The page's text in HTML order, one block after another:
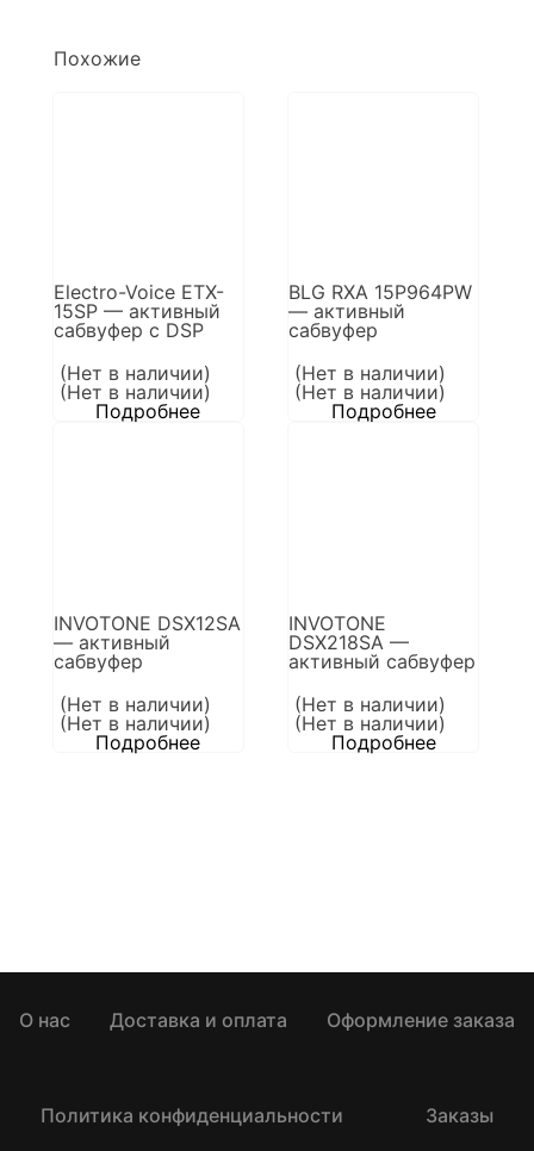
Похожие
Electro-Voice ETX-
15SP — активный
сабвуфер с DSP
(Нет в наличии)
(Нет в наличии)
Подробнее
BLG RXA 15P964PW
— активный
сабвуфер
(Нет в наличии)
(Нет в наличии)
Подробнее
INVOTONE DSX12SA
— активный
сабвуфер
(Нет в наличии)
(Нет в наличии)
Подробнее
INVOTONE
DSX218SA —
активный сабвуфер
(Нет в наличии)
(Нет в наличии)
Подробнее
О нас Доставка и оплата Оформление заказа
Политика конфиденциальности Заказы